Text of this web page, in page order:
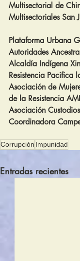
Multisectorial de
Multisectoriales San
Plataforma Urbana
Autoridades
Alcaldía Indígena
Resistencia Pacifica
Asociación de
de la Resistencia
Asociación
Coordinadora
Corrupción Impunidad
Entradas recientes